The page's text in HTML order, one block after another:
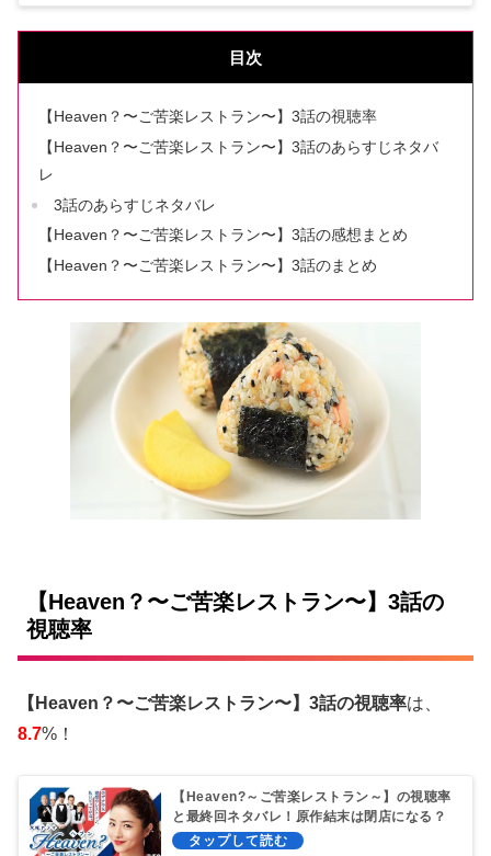
目次
【Heaven？〜ご苦楽レストラン〜】3話の視聴率
【Heaven？〜ご苦楽レストラン〜】3話のあらすじネタバ
レ
3話のあらすじネタバレ
【Heaven？〜ご苦楽レストラン〜】3話の感想まとめ
【Heaven？〜ご苦楽レストラン〜】3話のまとめ
【Heaven？〜ご苦楽レストラン〜】3話の
視聴率
【Heaven？〜ご苦楽レストラン〜】3話の視聴率は、
8.7%！
【Heaven?～ご苦楽レストラン～】の視聴率
と最終回ネタバレ！原作結末は閉店になる？